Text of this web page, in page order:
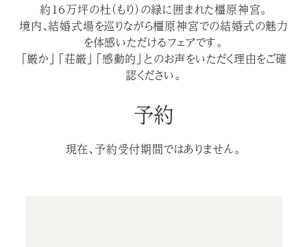
約１６万坪の杜（もり）の緑に囲まれた橿原神宮。
境内、結婚式場を巡りながら橿原神宮での結婚式の魅力
を体感いただけるフェアです。
「厳か」「荘厳」「感動的」とのお声をいただく理由をご確
認ください。
予約
現在、予約受付期間ではありません。